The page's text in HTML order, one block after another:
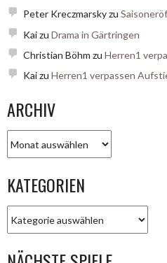
Peter Kreczmarskyzu
Kaizu Drama in Gärtringen
Christian Böhm zu Herren1
Kaizu Herren1 verpassen
ARCHIV
KATEGORIEN